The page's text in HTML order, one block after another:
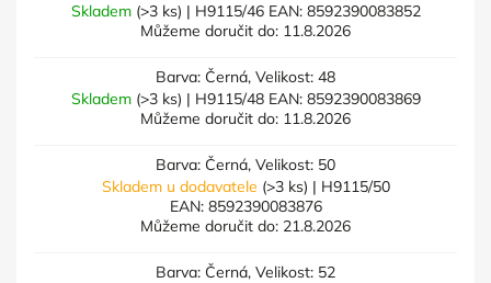
Skladem (>3 ks) | H9115/46 EAN: 8592390083852
Můžeme doručit do: 11.8.2026
Barva: Černá, Velikost: 48
Skladem (>3 ks) | H9115/48 EAN: 8592390083869
Můžeme doručit do: 11.8.2026
Barva: Černá, Velikost: 50
Skladem u dodavatele (>3 ks) | H9115/50
EAN: 8592390083876
Můžeme doručit do: 21.8.2026
Barva: Černá, Velikost: 52